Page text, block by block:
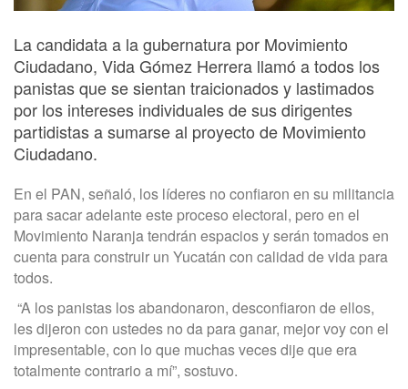
La candidata a la gubernatura por Movimiento
Ciudadano, Vida Gómez Herrera llamó a todos los
panistas que se sientan traicionados y lastimados
por los intereses individuales de sus dirigentes
partidistas a sumarse al proyecto de Movimiento
Ciudadano.
En el PAN, señaló, los líderes no confiaron en su militancia
para sacar adelante este proceso electoral, pero en el
Movimiento Naranja tendrán espacios y serán tomados en
cuenta para construir un Yucatán con calidad de vida para
todos.
“A los panistas los abandonaron, desconfiaron de ellos,
les dijeron con ustedes no da para ganar, mejor voy con el
impresentable, con lo que muchas veces dije que era
totalmente contrario a mí”, sostuvo.